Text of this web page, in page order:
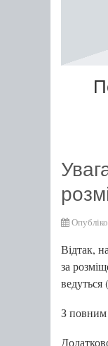
Відтак,
за
ведуться
З повним